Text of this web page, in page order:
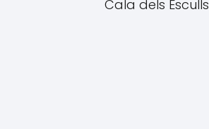
Cala dels Esculls